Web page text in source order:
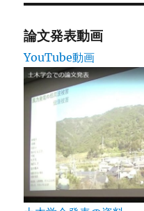
論文発表動画
YouTube動画